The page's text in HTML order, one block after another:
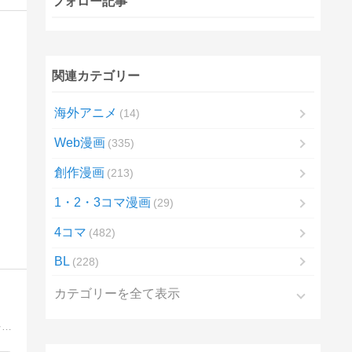
電子コミックの最新話までのネタバレや見どころ、あらすじなどをお届け。配信中の電子コミックの中で、おすすめタイトルの最新話をご紹介します。少年・少女・女性・青年など、様々なジャンルの電子コミックを無料試し読みでお楽しみください
関連カテゴリー
海外アニメ 14
Web漫画 335
創作漫画 213
1・2・3コマ漫画 29
4コマ 482
BL 228
カテゴリーを全て表示